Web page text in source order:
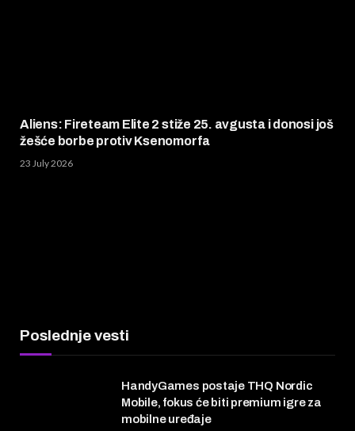
Aliens: Fireteam Elite 2 stiže 25. avgusta i donosi još
žešće borbe protiv Ksenomorfa
23 July 2026
Poslednje vesti
HandyGames postaje THQ Nordic
Mobile, fokus će biti premium igre za
mobilne uređaje